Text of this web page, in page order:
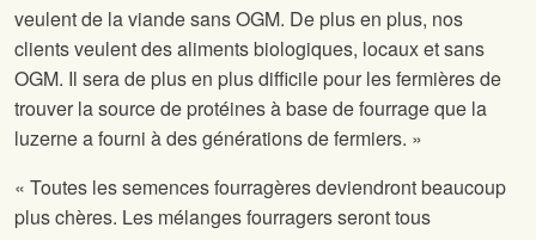
veulent de la viande sans OGM. De plus en plus, nos
clients veulent des aliments biologiques, locaux et sans
OGM. Il sera de plus en plus difficile pour les fermières de
trouver la source de protéines à base de fourrage que la
luzerne a fourni à des générations de fermiers. »
« Toutes les semences fourragères deviendront beaucoup
plus chères. Les mélanges fourragers seront tous